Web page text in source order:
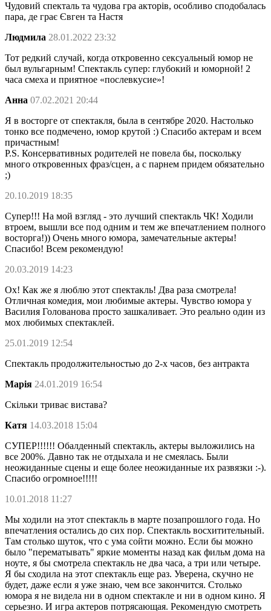
Чудовий спекталь та чудова гра акторів, особливо сподобалась
пара, де грає Євген та Настя
Людмила 28.01.2022 23:32
Тот редкий случай, когда откровенно сексуальный юмор не
был вульгарным! Спектакль супер: глубокий и юморной! 2
часа смеха и приятное «послевкусие»!
Анна 07.02.2021 20:44
Я в восторге от спектакля, была в сентябре 2020. Настолько
тонко все подмечено, юмор крутой :) Спасибо актерам и всем
причастным!
P.S. Консервативных родителей не повела бы, поскольку
много откровенных фраз/сцен, а с парнем придем обязательно
;)
20.10.2019 18:35
Супер!!! На мой взгляд - это лучший спектакль ЧК! Ходили
втроем, вышли все под одним и тем же впечатлением полного
восторга!)) Очень много юмора, замечательные актеры!
Спасибо! Всем рекомендую!
20.03.2019 14:23
Ох! Как же я люблю этот спектакль! Два раза смотрела!
Отличная комедия, мои любимые актеры. Чувство юмора у
Василия Голованова просто зашкаливает. Это реально один из
мох любимых спектаклей.
25.01.2019 12:54
Спектакль продолжительностью до 2-х часов, без антракта
Марія 24.01.2019 16:54
Скільки триває вистава?
Катя 14.03.2018 15:04
СУПЕР!!!!!! Обалденный спектакль, актеры выложились на
все 200%. Давно так не отдыхала и не смеялась. Были
неожиданные сцены и еще более неожиданные их развязки :-).
Спасибо огромное!!!!!
10.01.2018 11:27
Мы ходили на этот спектакль в марте позапрошлого года. Но
впечатления остались до сих пор. Спектакль восхитительный.
Там столько шуток, что с ума сойти можно. Если бы можно
было "перематывать" яркие моменты назад как фильм дома на
ноуте, я бы смотрела спектакль не два часа, а три или четыре.
Я бы сходила на этот спектакль еще раз. Уверена, скучно не
будет, даже если я уже знаю, чем все закончится. Столько
юмора я не видела ни в одном спектакле и ни в одном кино. Я
серьезно. И игра актеров потрясающая. Рекомендую смотреть